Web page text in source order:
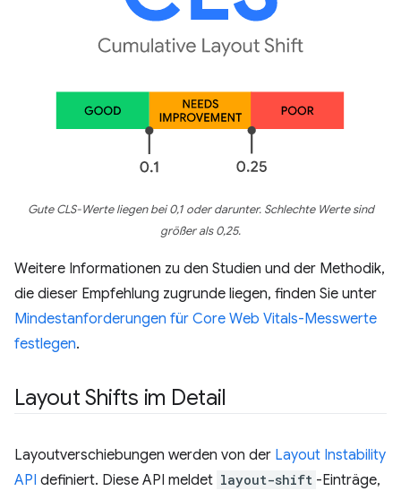
Gute CLS-Werte liegen bei 0,1 oder darunter. Schlechte Werte sind
größer als 0,25.
Weitere Informationen zu den Studien und der Methodik,
die dieser Empfehlung zugrunde liegen, finden Sie unter
Mindestanforderungen für Core Web Vitals-Messwerte
festlegen.
Layout Shifts im Detail
Layoutverschiebungen werden von der Layout Instability
API definiert. Diese API meldet layout-shift -Einträge,